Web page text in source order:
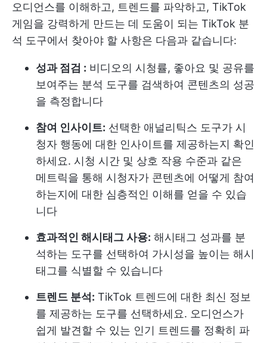
오디언스를 이해하고, 트렌드를 파악하고, TikTok
게임을 강력하게 만드는 데 도움이 되는 TikTok 분
석 도구에서 찾아야 할 사항은 다음과 같습니다:
성과 점검 : 비디오의 시청률, 좋아요 및 공유를
보여주는 분석 도구를 검색하여 콘텐츠의 성공
을 측정합니다
참여 인사이트: 선택한 애널리틱스 도구가 시
청자 행동에 대한 인사이트를 제공하는지 확인
하세요. 시청 시간 및 상호 작용 수준과 같은
메트릭을 통해 시청자가 콘텐츠에 어떻게 참여
하는지에 대한 심층적인 이해를 얻을 수 있습
니다
효과적인 해시태그 사용: 해시태그 성과를 분
석하는 도구를 선택하여 가시성을 높이는 해시
태그를 식별할 수 있습니다
트렌드 분석: TikTok 트렌드에 대한 최신 정보
를 제공하는 도구를 선택하세요. 오디언스가
쉽게 발견할 수 있는 인기 트렌드를 정확히 파